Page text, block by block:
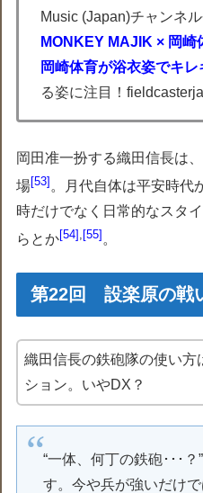
Music (Japan)チャンネ
MONKEY MAJIK × 岡崎
岡崎体育が浴衣姿でキレ
る姿に注目！
岡田准一扮する織田信長は
場 53 。月代自体は平安時代
時だけでなく日常的なスタ
らとか 54 , 55 。
第22回 設楽原の戦
織田信長の鉄砲隊の使い方
ション。いやDX？
“一体、何丁の鉄砲･･･
す。今や兵が強いだけ